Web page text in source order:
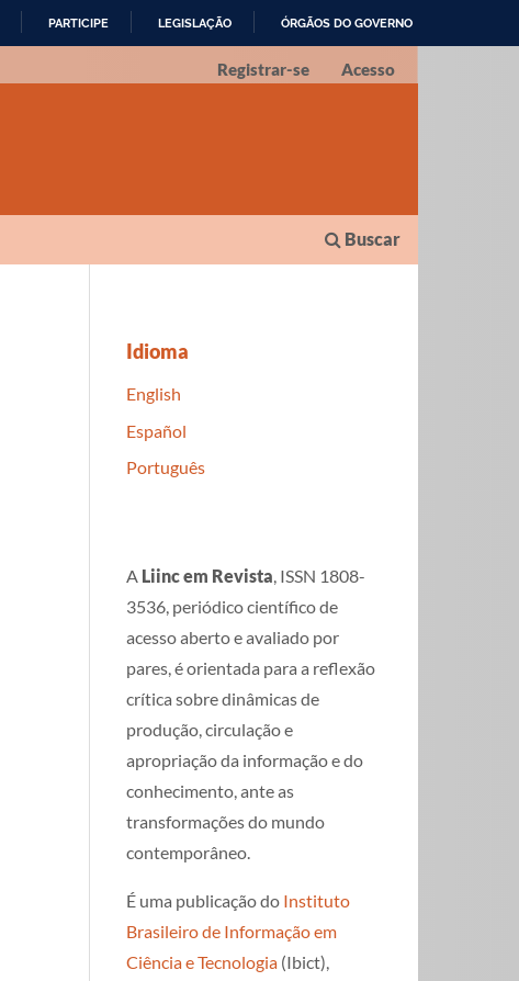
PARTICIPE LEGISLAÇÃO ÓRGÃOS DO GOVERNO
Buscar
Registrar-se Acesso
Idioma
English
Español
Português
A Liinc em Revista, ISSN 1808-
3536, periódico científico de
acesso aberto e avaliado por
pares, é orientada para a reflexão
crítica sobre dinâmicas de
produção, circulação e
apropriação da informação e do
conhecimento, ante as
transformações do mundo
contemporâneo.
É uma publicação do Instituto
Brasileiro de Informação em
Ciência e Tecnologia (Ibict),